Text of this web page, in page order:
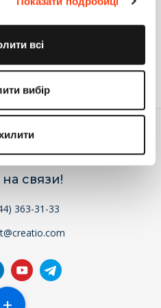
всі
вибір
0
, что бы комментировать
связи!
363-31-33